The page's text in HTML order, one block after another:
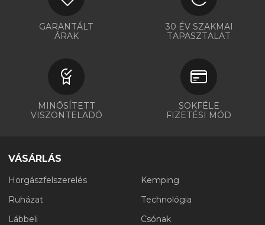
GARANTÁLT
ÁRAK
30 ÉV SZAKMAI
TAPASZTALAT
MINŐSÍTETT
VISZONTELADÓ
SOKFÉLE
FIZETÉSI MÓD
VÁSÁRLÁS
Horgászfelszerelés
Ruházat
Lábbeli
Kemping
Technológia
Csónak